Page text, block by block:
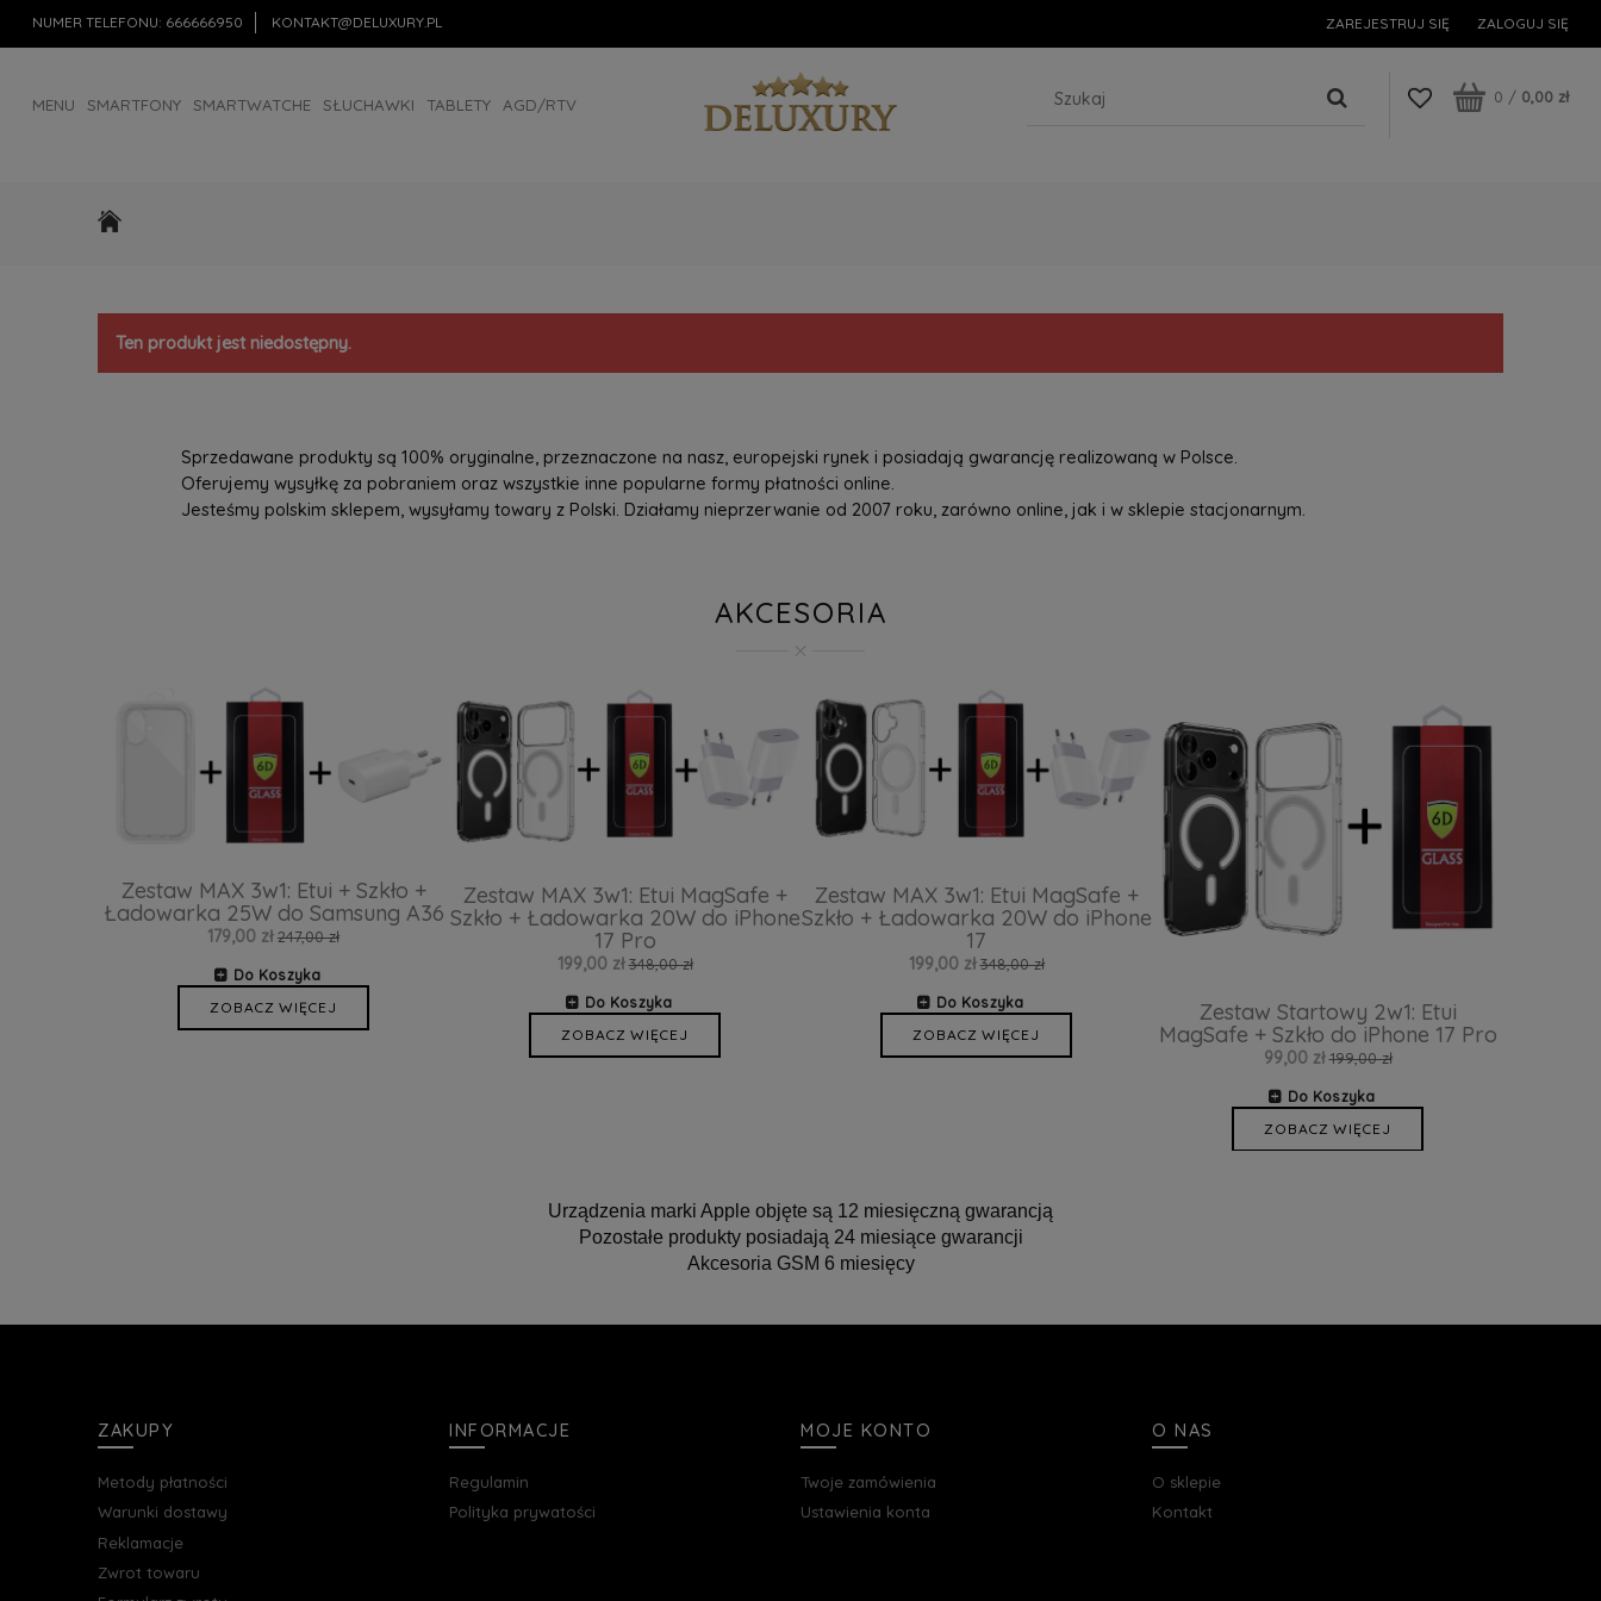
NUMER TELEFONU: 666666950 KONTAKT@DELUXURY.PL ZAREJESTRUJ SIĘ ZALOGUJ SIĘ
MENU SMARTFONY SMARTWATCHE SŁUCHAWKI TABLETY AGD/RTV 0 / 0,00 zł
Ten produkt jest niedostępny.
Sprzedawane produkty są 100% oryginalne, przeznaczone na nasz, europejski rynek i posiadają gwarancję realizowaną w Polsce.
Oferujemy wysyłkę za pobraniem oraz wszystkie inne popularne formy płatności online.
Jesteśmy polskim sklepem, wysyłamy towary z Polski. Działamy nieprzerwanie od 2007 roku, zarówno online, jak i w sklepie stacjonarnym.
AKCESORIA
Zestaw MAX 3w1: Etui + Szkło +
Ładowarka 25W do Samsung A36
179,00 zł 247,00 zł
Do Koszyka
ZOBACZ WIĘCEJ
Zestaw MAX 3w1: Etui MagSafe +
Szkło + Ładowarka 20W do iPhone
17 Pro
199,00 zł 348,00 zł
Do Koszyka
ZOBACZ WIĘCEJ
Zestaw MAX 3w1: Etui MagSafe +
Szkło + Ładowarka 20W do iPhone
17
199,00 zł 348,00 zł
Do Koszyka
ZOBACZ WIĘCEJ
Zestaw Startowy 2w1: Etui
MagSafe + Szkło do iPhone 17 Pro
99,00 zł 199,00 zł
Do Koszyka
ZOBACZ WIĘCEJ
Urządzenia marki Apple objęte są 12 miesięczną gwarancją
Pozostałe produkty posiadają 24 miesiące gwarancji
Akcesoria GSM 6 miesięcy
ZAKUPY
Metody płatności
Warunki dostawy
Reklamacje
Zwrot towaru
INFORMACJE
Regulamin
Polityka prywatości
MOJE KONTO
Twoje zamówienia
Ustawienia konta
O NAS
O sklepie
Kontakt